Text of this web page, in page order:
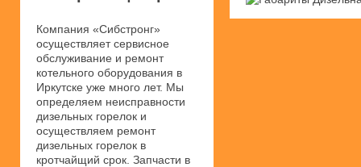
Компания «Сибстронг»
осуществляет сервисное
обслуживание и ремонт
котельного оборудования в
Иркутске уже много лет. Мы
определяем неисправности
дизельных горелок и
осуществляем ремонт
дизельных горелок в
кротчайщий срок. Запчасти в